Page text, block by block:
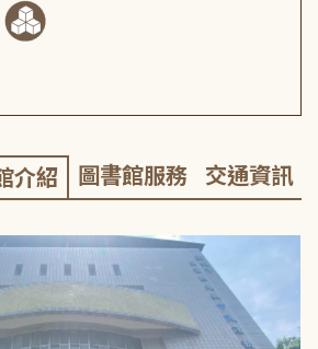
介紹 圖書館服務 交通資訊